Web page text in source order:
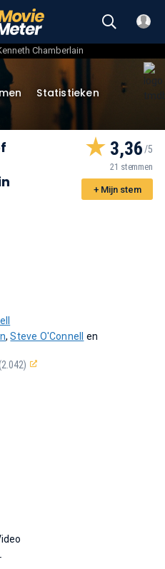
Chamberlain
Statistieken
3,36
21 stemmen
+ Mijn stem
,Steve O'Connell
en